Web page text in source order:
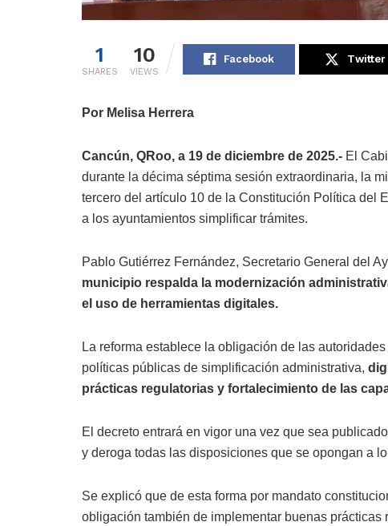
1
SHARES
10
VIEWS
Facebook Twitter
Por Melisa Herrera
Cancún, QRoo, a 19 de diciembre de 2025.- El
durante la décima séptima sesión extraordinaria, la
tercero del artículo 10 de la Constitución Política del
a los ayuntamientos simplificar trámites.
Pablo Gutiérrez Fernández, Secretario General del
municipio respalda la modernización
el uso de herramientas digitales.
La reforma establece la obligación de las
políticas públicas de simplificación administrativa,
prácticas regulatorias y fortalecimiento de las
El decreto entrará en vigor una vez que sea
y deroga todas las disposiciones que se opongan a
Se explicó que de esta forma por mandato
obligación también de implementar buenas